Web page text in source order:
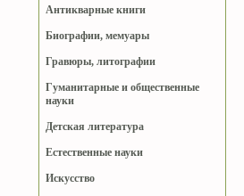
Антикварные книги
Биографии, мемуары
Гравюры, литографии
Гуманитарные и общественные
науки
Детская литература
Естественные науки
Искусство